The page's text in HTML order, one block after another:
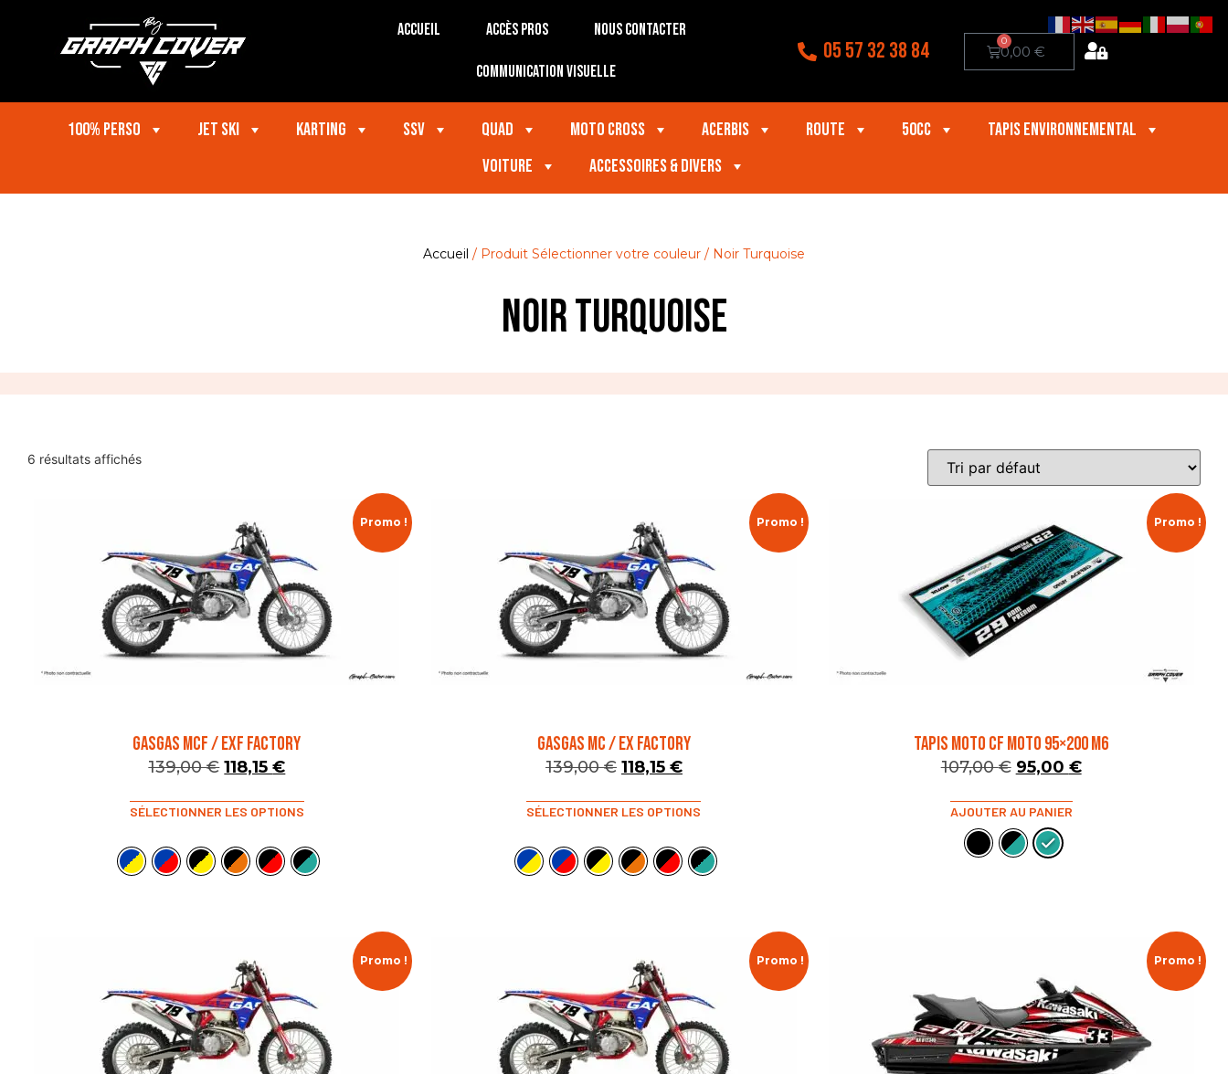
Accueil Accès Pros Nous contacter
Communication visuelle
05 57 32 38 84 0,00 €
0
100% perso Jet ski Karting SSV Quad Moto Cross Acerbis Route 50cc
Tapis Environnemental
VOITURE
Accessoires & divers
Accueil / Produit Sélectionner votre couleur / Noir Turquoise
Noir Turquoise
6 résultats affichés
Promo !
GASGAS MCF / EXF FACTORY
139,00€ 118,15€
SÉLECTIONNER LES OPTIONS
Promo !
GASGAS MC / EX FACTORY
139,00€ 118,15 €
SÉLECTIONNER LES OPTIONS
Promo !
TAPIS MOTO CF MOTO 95×200 M6
107,00€ 95,00 €
AJOUTER AU PANIER
Promo ! Promo ! Promo !